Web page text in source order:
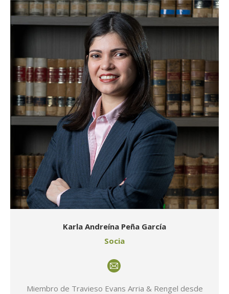
Karla Andreína Peña García
Socia
Miembro de Travieso Evans Arria & Rengel desde
E-
mail